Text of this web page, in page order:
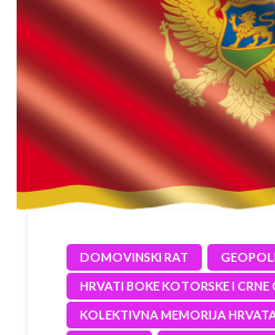
DOMOVINSKI RAT
HRVATI BOKE KOTORSKE I CRNE
KOLEKTIVNA MEMORIJA